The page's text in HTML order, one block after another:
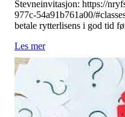
Stevneinvitasjon: https://
977c-54a91b761a00/
betale rytterlisens i god tid
Les mer